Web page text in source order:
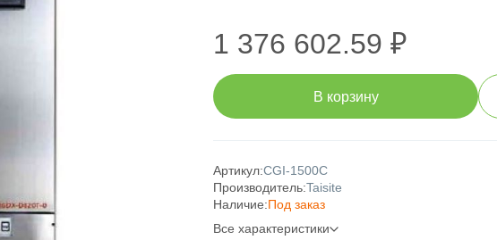
1 376 602.59 ₽
В корзину
Артикул:CGI-1500C
Производитель:Taisite
Наличие:Под заказ
Все характеристики